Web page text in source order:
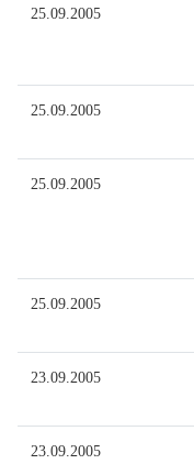
25.09.2005
25.09.2005
25.09.2005
25.09.2005
23.09.2005
23.09.2005